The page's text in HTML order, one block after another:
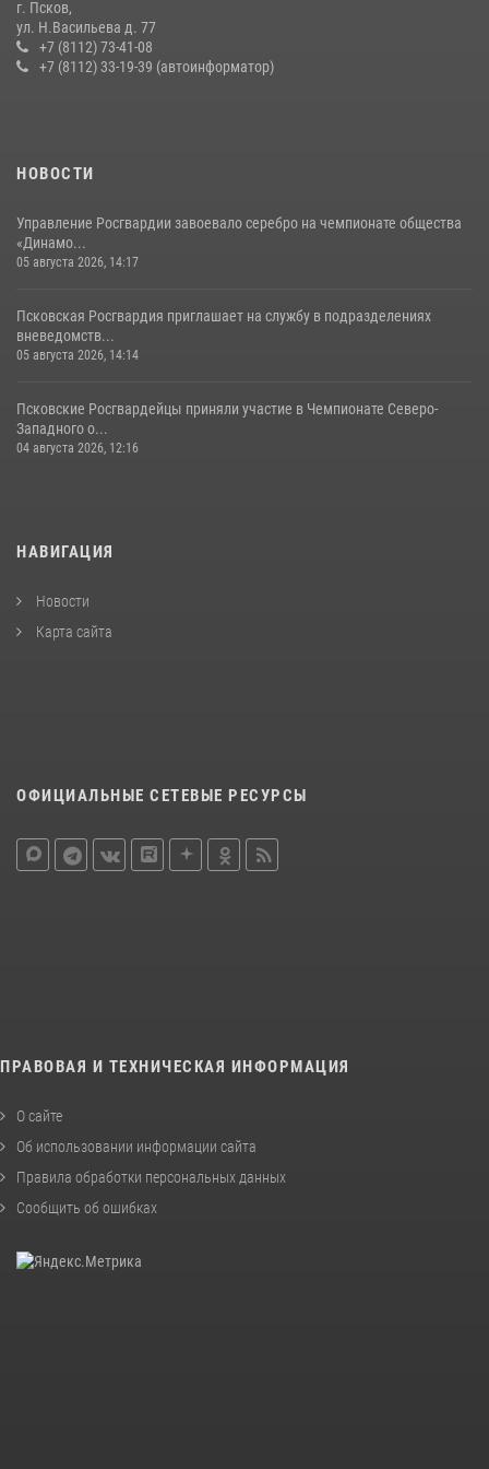
Сотрудники вневедомственной охраны Росгвардии за минувшие
сутки пресекли в областном центре серию краж
22 июля 2026, 10:19
16 июля 2026, 10:24
г. Псков,
ул. Н.Васильева д. 77
+7 (8112) 73-41-08
+7 (8112) 33-19-39 (автоинформатор)
НОВОСТИ
Управление Росгвардии завоевало серебро на чемпионате общества
«Динамо...
05 августа 2026, 14:17
Псковская Росгвардия приглашает на службу в подразделениях
вневедомств...
05 августа 2026, 14:14
Псковские Росгвардейцы приняли участие в Чемпионате Северо-
Западного о...
04 августа 2026, 12:16
НАВИГАЦИЯ
Новости
Карта сайта
ОФИЦИАЛЬНЫЕ СЕТЕВЫЕ РЕСУРСЫ
ПРАВОВАЯ И ТЕХНИЧЕСКАЯ ИНФОРМАЦИЯ
О сайте
Об использовании информации сайта
Правила обработки персональных данных
Сообщить об ошибках